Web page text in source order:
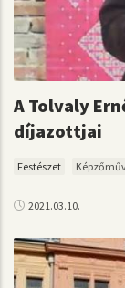
A Tolvaly
díjazottjai
Festészet
2021.03.10.